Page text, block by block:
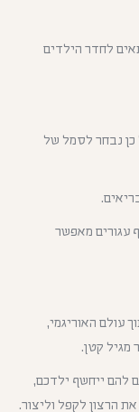
לחדר הילדים
כן נבחר לסמל של
עגורים מאפשר
עולם האוריגמי,
מגיל קטן.
להם ייחשף ילדכם,
הרצון לקפל וליצור.